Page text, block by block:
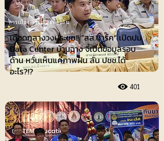
เดือดกลางวงประชุม!! “สส.ปาร์ค” เปิดปม
Data Center บ้านฉาง จี้เปิดข้อมูลรอบ
ด้าน หวั่นเห็นแค่ภาพฝัน ลั่น ปชช.ได้
อะไร?!?
401
การเมือง-การเมืองท้องถิ่น